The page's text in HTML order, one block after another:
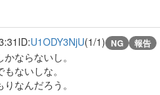
ID:U1ODY3NjU(1/1) NG 報告
ならないし。
ないしな。
なんだろう。